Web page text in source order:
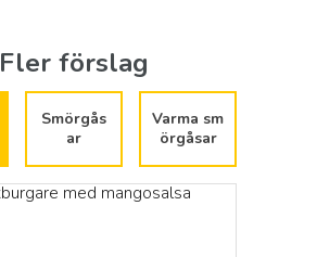
Fler förslag
Smörgås
ar
Varma sm
örgåsar